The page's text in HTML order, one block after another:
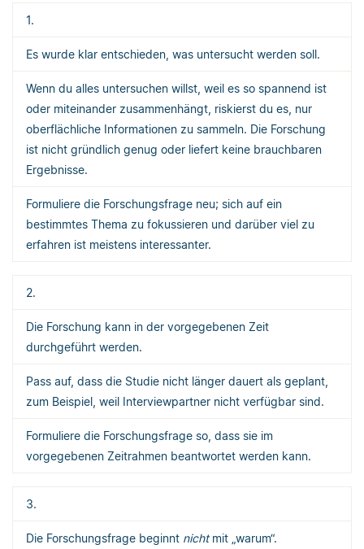
1.
Es wurde klar entschieden, was untersucht werden soll.
Wenn du alles untersuchen willst, weil es so spannend ist
oder miteinander zusammenhängt, riskierst du es, nur
oberflächliche Informationen zu sammeln. Die Forschung
ist nicht gründlich genug oder liefert keine brauchbaren
Ergebnisse.
Formuliere die Forschungsfrage neu; sich auf ein
bestimmtes Thema zu fokussieren und darüber viel zu
erfahren ist meistens interessanter.
2.
Die Forschung kann in der vorgegebenen Zeit
durchgeführt werden.
Pass auf, dass die Studie nicht länger dauert als geplant,
zum Beispiel, weil Interviewpartner nicht verfügbar sind.
Formuliere die Forschungsfrage so, dass sie im
vorgegebenen Zeitrahmen beantwortet werden kann.
3.
Die Forschungsfrage beginnt nichtmit „warum“.